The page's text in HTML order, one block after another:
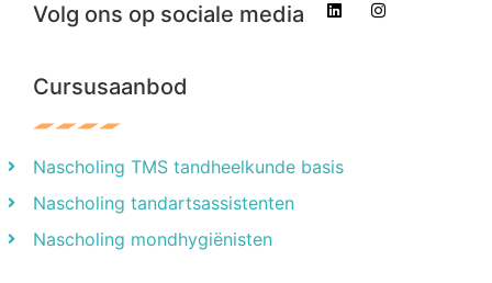
Volg ons op sociale media
Cursusaanbod
Nascholing TMS tandheelkunde basis
Nascholing tandartsassistenten
Nascholing mondhygiënisten